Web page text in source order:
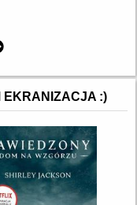
EKRANIZACJA :)